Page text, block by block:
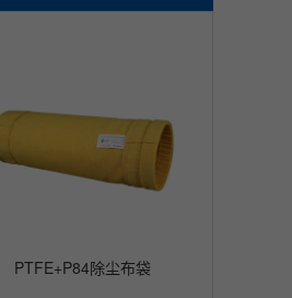
PTFE+P84除尘布袋